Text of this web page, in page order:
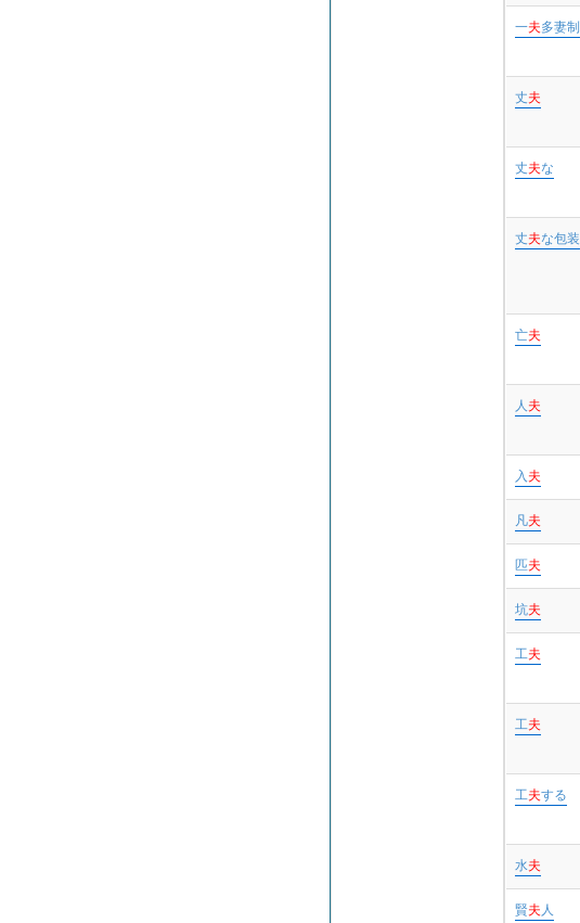
一夫多妻制
丈夫
丈夫な
丈夫な包装
亡夫
人 夫
入 夫
凡夫
匹夫
坑夫
工夫
工夫
工夫する
水夫
賢夫 人